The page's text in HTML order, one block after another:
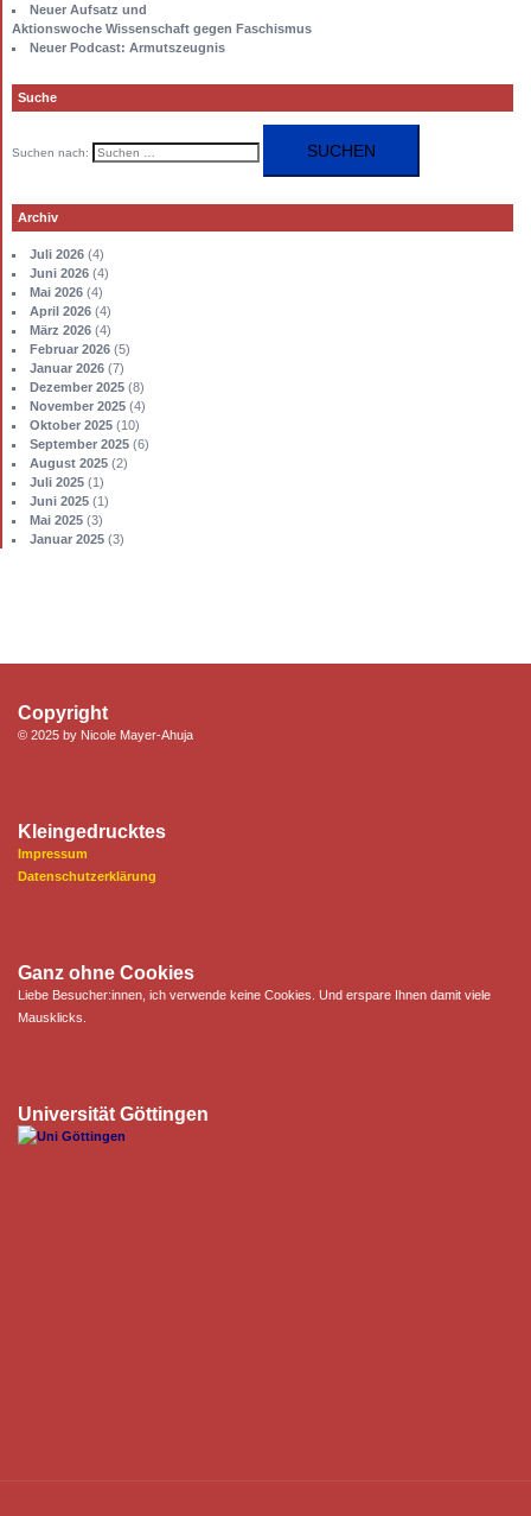
Neuer Aufsatz und
Aktionswoche Wissenschaft gegen Faschismus
Neuer Podcast: Armutszeugnis
Suche
Suchen nach:
Archiv
Juli 2026(4)
Juni 2026(4)
Mai 2026(4)
April 2026(4)
März 2026(4)
Februar 2026(5)
Januar 2026(7)
Dezember 2025(8)
November 2025(4)
Oktober 2025(10)
September 2025(6)
August 2025(2)
Juli 2025(1)
Juni 2025(1)
Mai 2025(3)
Januar 2025(3)
Copyright
© 2025 by Nicole Mayer-Ahuja
Kleingedrucktes
Impressum
Datenschutzerklärung
Ganz ohne Cookies
Liebe Besucher:innen, ich verwende keine Cookies. Und erspare Ihnen damit viele
Mausklicks.
Universität Göttingen